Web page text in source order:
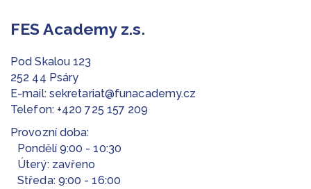
FES Academy z.s.
Pod Skalou 123
252 44 Psáry
E-mail: sekretariat@funacademy.cz
Telefon: +420 725 157 209
Provozní doba:
Pondělí 9:00 - 10:30
Úterý: zavřeno
Středa: 9:00 - 16:00